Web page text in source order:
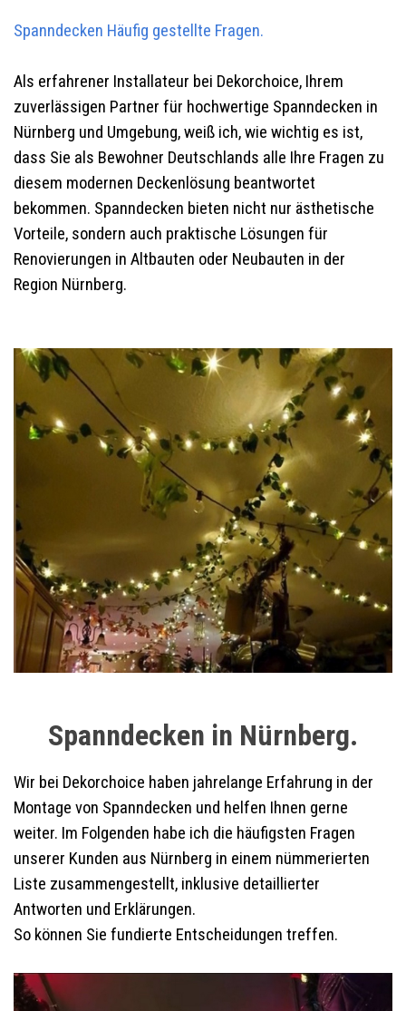
Spanndecken Häufig gestellte Fragen.
Als erfahrener Installateur bei Dekorchoice, Ihrem
zuverlässigen Partner für hochwertige Spanndecken in
Nürnberg und Umgebung, weiß ich, wie wichtig es ist,
dass Sie als Bewohner Deutschlands alle Ihre Fragen zu
diesem modernen Deckenlösung beantwortet
bekommen. Spanndecken bieten nicht nur ästhetische
Vorteile, sondern auch praktische Lösungen für
Renovierungen in Altbauten oder Neubauten in der
Region Nürnberg.
Spanndecken in Nürnberg.
Wir bei Dekorchoice haben jahrelange Erfahrung in der
Montage von Spanndecken und helfen Ihnen gerne
weiter. Im Folgenden habe ich die häufigsten Fragen
unserer Kunden aus Nürnberg in einem nümmerierten
Liste zusammengestellt, inklusive detaillierter
Antworten und Erklärungen.
So können Sie fundierte Entscheidungen treffen.